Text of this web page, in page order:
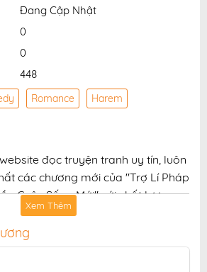
Đang Cập Nhật
0
0
448
Romance Harem
đọc truyện tranh uy tín, luôn
các chương mới của "Trợ Lí Pháp
Cuộc Sống Mới" với chất lượng
dịch chuẩn và giao diện thân
nghiệm đọc truyện hấp dẫn, tiện
phí cho độc giả yêu thích truyện
Xem Thêm